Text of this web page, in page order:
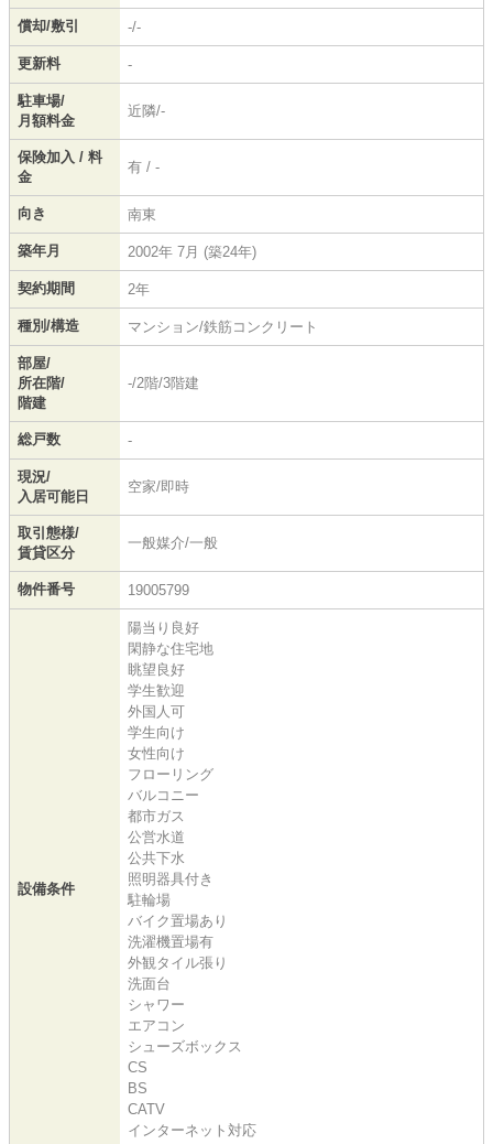
償却/敷引 -/-
更新料 -
駐車場/
月額料金
近隣/-
保険加入 / 料
金
有 / -
向き 南東
築年月 2002年 7月 (築24年)
契約期間 2年
種別/構造 マンション/鉄筋コンクリート
部屋/
所在階/
階建
-/2階/3階建
総戸数 -
現況/
入居可能日
空家/即時
取引態様/
賃貸区分
一般媒介/一般
物件番号 19005799
設備条件
陽当り良好
閑静な住宅地
眺望良好
学生歓迎
外国人可
学生向け
女性向け
フローリング
バルコニー
都市ガス
公営水道
公共下水
照明器具付き
駐輪場
バイク置場あり
洗濯機置場有
外観タイル張り
洗面台
シャワー
エアコン
シューズボックス
CS
BS
CATV
インターネット対応